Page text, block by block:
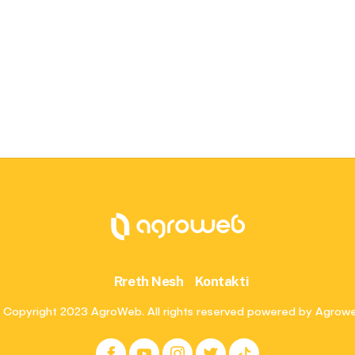
Rreth Nesh Kontakti
2023 AgroWeb. All rights reserved powered by